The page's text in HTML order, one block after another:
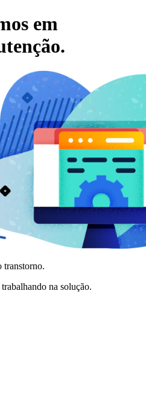
em
transtorno.
trabalhando na solução.